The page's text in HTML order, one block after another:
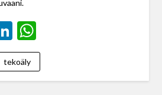
LinkedIn
WhatsApp
tekoäly